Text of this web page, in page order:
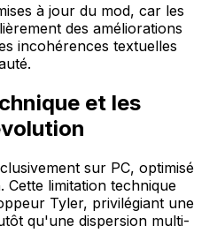
à jour du mod, car les
des améliorations
incohérences textuelles
et les
sur PC, optimisé
limitation technique
Tyler, privilégiant une
qu'une dispersion multi-